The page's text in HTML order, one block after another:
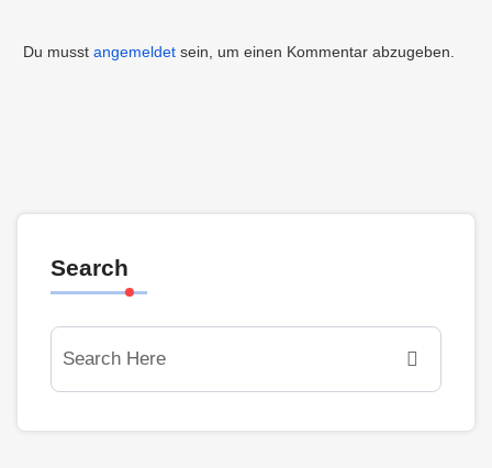
Du musst angemeldet sein, um einen Kommentar abzugeben.
Search